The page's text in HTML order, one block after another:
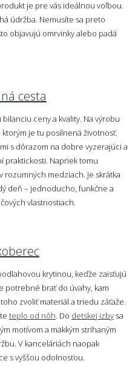
je pre vás ideálnou voľbou.
údržba. Nemusíte sa preto
objavujú omrvinky alebo padá
cesta
ceny a kvality. Na výrobu
je tu posilnená životnosť.
s dôrazom na dobre vyzerajúci a
praktickosti. Napriek tomu
medziach. Je skrátka
deň – jednoducho, funkčne a
vlastnostiach.
krytinou, keďže zaisťujú
potrebné brať do úvahy, kam
zvoliť materiál a triedu záťaže.
teplo od nôh. Do detskej izby sa
motívom a mäkkým strihaným
V kanceláriách naopak
s vyššou odolnosťou.